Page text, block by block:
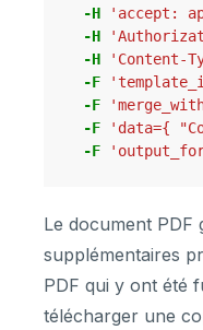
-H
'accept:
-H
-H
'Content-
-F
-F
-F
'data={
-F
Le document PDF
supplémentaires
PDF qui y ont été
télécharger une